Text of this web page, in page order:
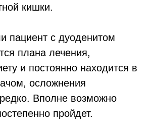
кишки.
пациент с дуоденитом
плана лечения,
и постоянно находится в
осложнения
Вполне возможно
пройдет.